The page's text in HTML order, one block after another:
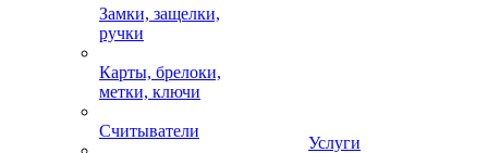
Замки, защелки,
ручки
Карты, брелоки,
метки, ключи
Считыватели
Услуги